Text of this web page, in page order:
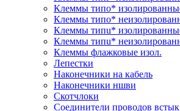
Клеммы типo*
Клеммы типo*
Клеммы типu*
Клеммы типu*
Клеммы флажковые изол.
Лепестки
Наконечники на кабель
Наконечники ншви
Скотчлоки
Соединители проводов встык